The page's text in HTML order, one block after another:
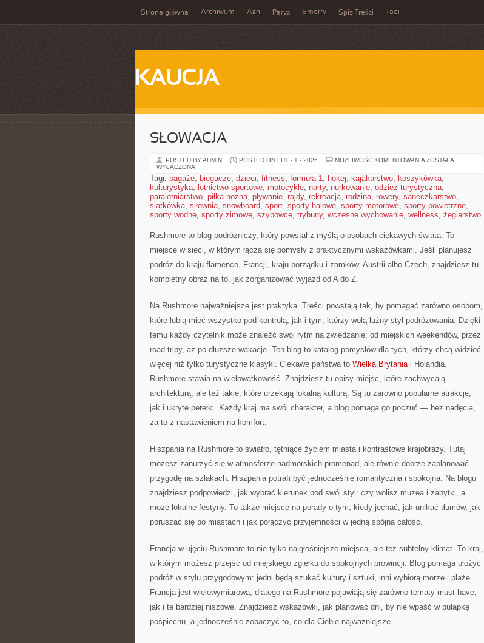
Strona główna Archiwum Ash Paryż Smerfy Spis Treści Tagi
KAUCJA
SŁOWACJA
POSTED BY ADMIN POSTED ON LUT - 1 - 2026 MOŻLIWOŚĆ KOMENTOWANIA SŁOWACJA
ZOSTAŁA
WYŁĄCZONA
Tagi: bagaże, biegacze, dzieci, fitness, formuła 1, hokej, kajakarstwo, koszykówka,
kulturystyka, lotnictwo sportowe, motocykle, narty, nurkowanie, odzież turystyczna,
paralotniarstwo, piłka nożna, pływanie, rajdy, rekreacja, rodzina, rowery, saneczkarstwo,
siatkówka, siłownia, snowboard, sport, sporty halowe, sporty motorowe, sporty powietrzne,
sporty wodne, sporty zimowe, szybowce, trybuny, wczesne wychowanie, wellness, żeglarstwo
Rushmore to blog podróżniczy, który powstał z myślą o osobach ciekawych świata. To
miejsce w sieci, w którym łączą się pomysły z praktycznymi wskazówkami. Jeśli planujesz
podróż do kraju flamenco, Francji, kraju porządku i zamków, Austrii albo Czech, znajdziesz tu
kompletny obraz na to, jak zorganizować wyjazd od A do Z.
Na Rushmore najważniejsze jest praktyka. Treści powstają tak, by pomagać zarówno osobom,
które lubią mieć wszystko pod kontrolą, jak i tym, którzy wolą luźny styl podróżowania. Dzięki
temu każdy czytelnik może znaleźć swój rytm na zwiedzanie: od miejskich weekendów, przez
road tripy, aż po dłuższe wakacje. Ten blog to katalog pomysłów dla tych, którzy chcą widzieć
więcej niż tylko turystyczne klasyki. Ciekawe państwa to Wielka Brytaniai Holandia.
Rushmore stawia na wielowątkowość. Znajdziesz tu opisy miejsc, które zachwycają
architekturą, ale też takie, które urzekają lokalną kulturą. Są tu zarówno popularne atrakcje,
jak i ukryte perełki. Każdy kraj ma swój charakter, a blog pomaga go poczuć — bez nadęcia,
za to z nastawieniem na komfort.
Hiszpania na Rushmore to światło, tętniące życiem miasta i kontrastowe krajobrazy. Tutaj
możesz zanurzyć się w atmosferze nadmorskich promenad, ale równie dobrze zaplanować
przygodę na szlakach. Hiszpania potrafi być jednocześnie romantyczna i spokojna. Na blogu
znajdziesz podpowiedzi, jak wybrać kierunek pod swój styl: czy wolisz muzea i zabytki, a
może lokalne festyny. To także miejsce na porady o tym, kiedy jechać, jak unikać tłumów, jak
poruszać się po miastach i jak połączyć przyjemności w jedną spójną całość.
Francja w ujęciu Rushmore to nie tylko najgłośniejsze miejsca, ale też subtelny klimat. To kraj,
w którym możesz przejść od miejskiego zgiełku do spokojnych prowincji. Blog pomaga ułożyć
podróż w stylu przygodowym: jedni będą szukać kultury i sztuki, inni wybiorą morze i plaże.
Francja jest wielowymiarowa, dlatego na Rushmore pojawiają się zarówno tematy must-have,
jak i te bardziej niszowe. Znajdziesz wskazówki, jak planować dni, by nie wpaść w pułapkę
pośpiechu, a jednocześnie zobaczyć to, co dla Ciebie najważniejsze.